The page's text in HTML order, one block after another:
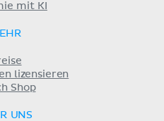
mit KI
lizensieren
Shop
UNS